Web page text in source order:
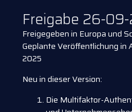
Freigabe 26-
Freigegeben in Europa und
Geplante Veröffentlichung in
2025
Neu in dieser Version:
Die Multifaktor-